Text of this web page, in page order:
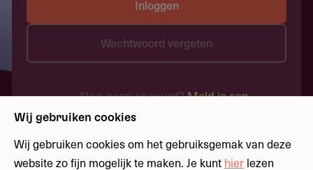
Inloggen
Wachtwoord vergeten
Nog geen account?Meld je aan
Wij gebruiken cookies
Wij gebruiken cookies om het gebruiksgemak van deze
website zo fijn mogelijk te maken. Je kunt hier lezen